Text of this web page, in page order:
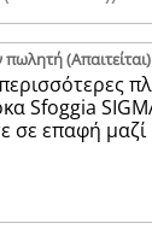
(Aπαιτείται)